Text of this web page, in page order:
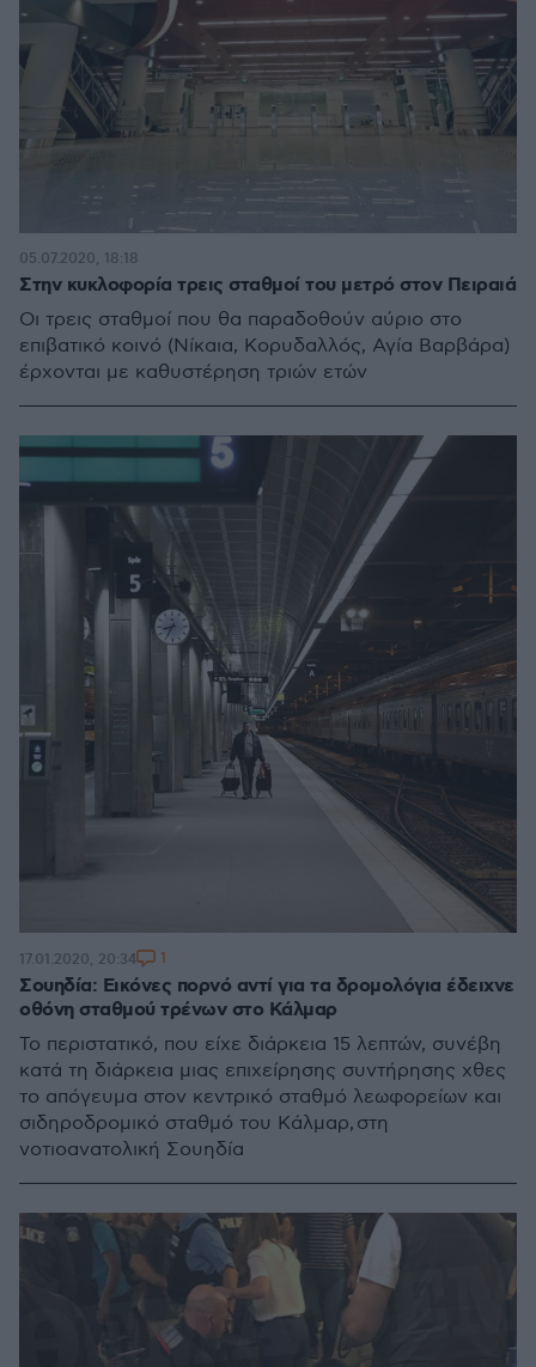
Στην κυκλοφορία τρεις σταθμοί του μετρό στον Πειραιά
Οι τρεις σταθμοί που θα παραδοθούν αύριο στο
επιβατικό κοινό (Νίκαια, Κορυδαλλός, Αγία Βαρβάρα)
έρχονται με καθυστέρηση τριών ετών
05.07.2020, 18:18
Σουηδία: Εικόνες πορνό αντί για τα δρομολόγια έδειχνε
οθόνη σταθμού τρένων στο Κάλμαρ
Το περιστατικό, που είχε διάρκεια 15 λεπτών, συνέβη
κατά τη διάρκεια μιας επιχείρησης συντήρησης χθες
το απόγευμα στον κεντρικό σταθμό λεωφορείων και
σιδηροδρομικό σταθμό του Κάλμαρ, στη
νοτιοανατολική Σουηδία
17.01.2020, 20:34 1